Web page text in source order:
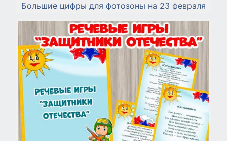
Большие цифры для фотозоны на 23 февраля